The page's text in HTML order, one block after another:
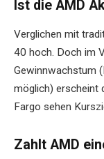
Ist die AMD
Verglichen mit
40 hoch. Doch im
Gewinnwachstum
möglich) erscheint
Fargo sehen
Zahlt AMD